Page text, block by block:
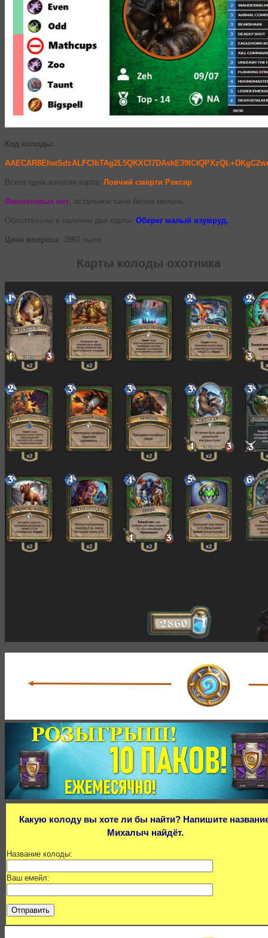
Код колоды:
Всего одна золотая карта: Ловчий смерти Рексар
Фиолетовых нет, остальное сине белая мелочь.
Обязательны в наличии две карты: Оберег малый изумруд.
Цена вопроса: 2860 пыли
Карты колоды охотника
Какую колоду вы хоте ли бы найти? Напишите
Михалыч найдёт.
Название колоды:
Ваш емейл: